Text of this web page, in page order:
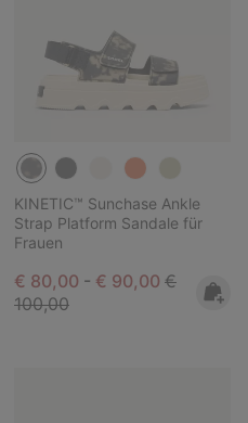
KINETIC™ Sunchase Ankle
Strap Platform Sandale für
Frauen
Minimum sale price:
€ 80,00 - Maximum sale
€ 90,00 Regular
€
100,00